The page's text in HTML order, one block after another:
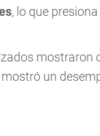
, lo que
mostraron
un